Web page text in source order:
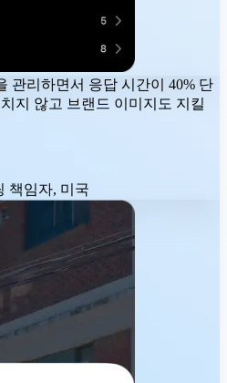
관리하면서 응답 시간이 40% 단
지 않고 브랜드 이미지도 지킬
책임자, 미국